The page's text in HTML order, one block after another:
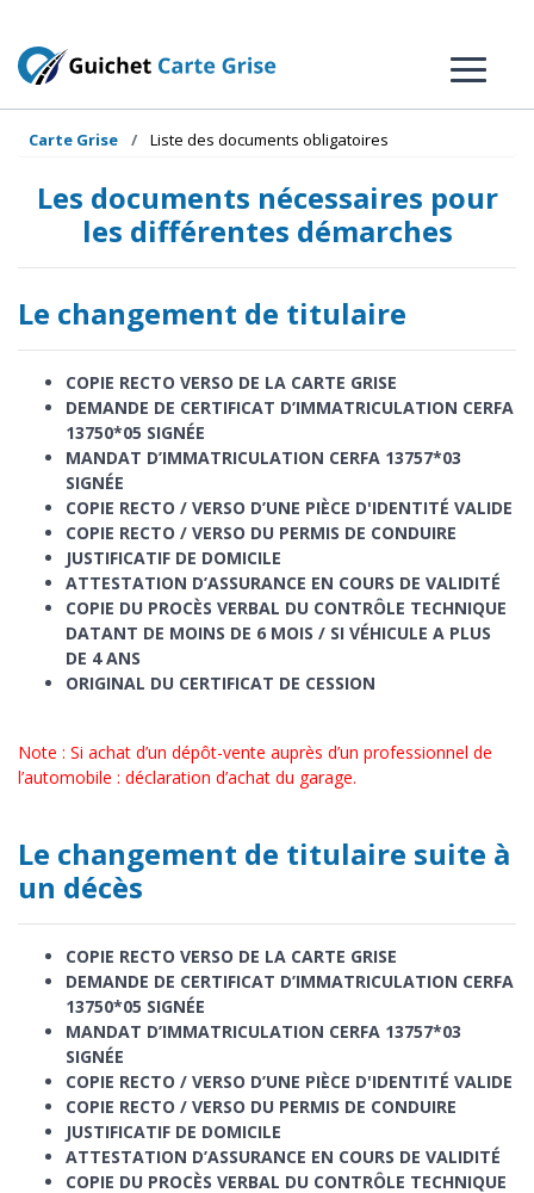
Carte Grise Liste des documents obligatoires
Les documents nécessaires pour
les différentes démarches
Le changement de titulaire
COPIE RECTO VERSO DE LA CARTE GRISE
DEMANDE DE CERTIFICAT D’IMMATRICULATION CERFA
13750*05 SIGNÉE
MANDAT D’IMMATRICULATION CERFA 13757*03
SIGNÉE
COPIE RECTO / VERSO D’UNE PIÈCE D'IDENTITÉ VALIDE
COPIE RECTO / VERSO DU PERMIS DE CONDUIRE
JUSTIFICATIF DE DOMICILE
ATTESTATION D’ASSURANCE EN COURS DE VALIDITÉ
COPIE DU PROCÈS VERBAL DU CONTRÔLE TECHNIQUE
DATANT DE MOINS DE 6 MOIS / SI VÉHICULE A PLUS
DE 4 ANS
ORIGINAL DU CERTIFICAT DE CESSION
Note : Si achat d’un dépôt-vente auprès d’un professionnel de
l’automobile : déclaration d’achat du garage.
Le changement de titulaire suite à
un décès
COPIE RECTO VERSO DE LA CARTE GRISE
DEMANDE DE CERTIFICAT D’IMMATRICULATION CERFA
13750*05 SIGNÉE
MANDAT D’IMMATRICULATION CERFA 13757*03
SIGNÉE
COPIE RECTO / VERSO D’UNE PIÈCE D'IDENTITÉ VALIDE
COPIE RECTO / VERSO DU PERMIS DE CONDUIRE
JUSTIFICATIF DE DOMICILE
ATTESTATION D’ASSURANCE EN COURS DE VALIDITÉ
COPIE DU PROCÈS VERBAL DU CONTRÔLE TECHNIQUE